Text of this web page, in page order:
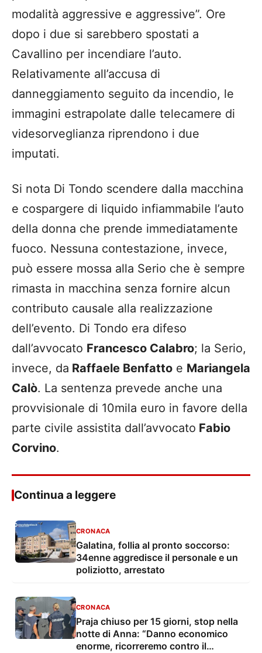
modalità aggressive e aggressive”. Ore
dopo i due si sarebbero spostati a
Cavallino per incendiare l’auto.
Relativamente all’accusa di
danneggiamento seguito da incendio, le
immagini estrapolate dalle telecamere di
videsorveglianza riprendono i due
imputati.
Si nota Di Tondo scendere dalla macchina
e cospargere di liquido infiammabile l’auto
della donna che prende immediatamente
fuoco. Nessuna contestazione, invece,
può essere mossa alla Serio che è sempre
rimasta in macchina senza fornire alcun
contributo causale alla realizzazione
dell’evento. Di Tondo era difeso
dall’avvocato Francesco Calabro; la Serio,
invece, da Raffaele Benfatto e Mariangela
Calò. La sentenza prevede anche una
provvisionale di 10mila euro in favore della
parte civile assistita dall’avvocato Fabio
Corvino.
Continua a leggere
CRONACA
Galatina, follia al pronto soccorso:
34enne aggredisce il personale e un
poliziotto, arrestato
CRONACA
Praja chiuso per 15 giorni, stop nella
notte di Anna: “Danno economico
enorme, ricorreremo contro il